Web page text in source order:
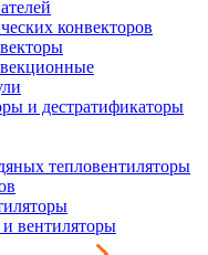
конвекторов
и дестратификаторы
тепловентиляторы
вентиляторы